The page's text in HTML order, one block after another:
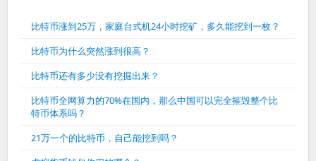
比特币涨到25万，家庭台式机24小时挖矿，多久能挖到一枚？
比特币为什么突然涨到很高？
比特币还有多少没有挖掘出来？
比特币全网算力的70%在国内，那么中国可以完全摧毁整个比
特币体系吗？
21万一个的比特币，自己能挖到吗？